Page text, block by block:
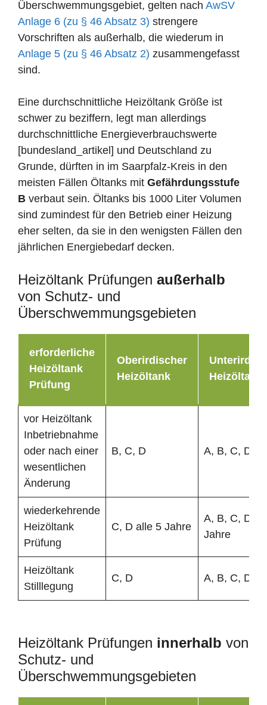
Überschwemmungsgebiet, gelten nach AwSV
Anlage 6 (zu § 46 Absatz 3) strengere
Vorschriften als außerhalb, die wiederum in
Anlage 5 (zu § 46 Absatz 2) zusammengefasst
sind.
Eine durchschnittliche Heizöltank Größe ist
schwer zu beziffern, legt man allerdings
durchschnittliche Energieverbrauchswerte
[bundesland_artikel] und Deutschland zu
Grunde, dürften in im Saarpfalz-Kreis in den
meisten Fällen Öltanks mit Gefährdungsstufe
B verbaut sein. Öltanks bis 1000 Liter Volumen
sind zumindest für den Betrieb einer Heizung
eher selten, da sie in den wenigsten Fällen den
jährlichen Energiebedarf decken.
Heizöltank Prüfungen außerhalb
von Schutz- und
Überschwemmungsgebieten
erforderliche
Heizöltank
Prüfung
Oberirdischer
Heizöltank
Heizöltank
vor Heizöltank
Inbetriebnahme
oder nach einer
wesentlichen
Änderung
B, C, D A, B, C, D
wiederkehrende
Heizöltank
Prüfung
C, D alle 5 Jahre
A, B, C, D
Jahre
Heizöltank
Stilllegung
C, D A, B, C, D
Heizöltank Prüfungen innerhalb von
Schutz- und
Überschwemmungsgebieten